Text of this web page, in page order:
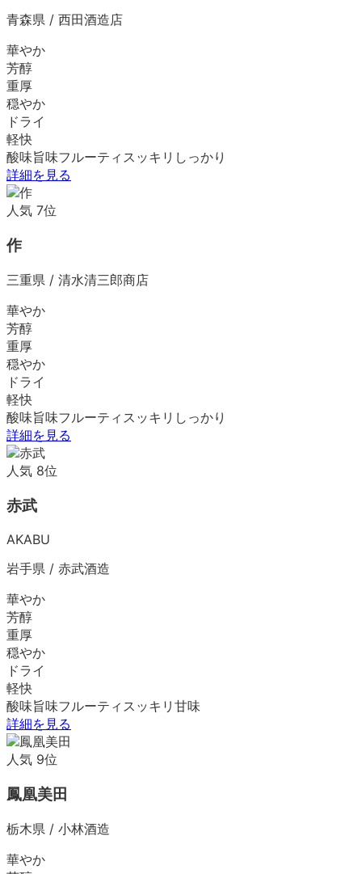
青森県 / 西田酒造店
華やか
芳醇
重厚
穏やか
ドライ
軽快
酸味旨味フルーティ スッキリ しっかり
詳細を見る
人気 7位
作
三重県 / 清水清三郎商店
華やか
芳醇
重厚
穏やか
ドライ
軽快
酸味旨味フルーティ スッキリ しっかり
詳細を見る
人気 8位
赤武
AKABU
岩手県 / 赤武酒造
華やか
芳醇
重厚
穏やか
ドライ
軽快
酸味旨味フルーティ スッキリ 甘味
詳細を見る
人気 9位
鳳凰美田
栃木県 / 小林酒造
華やか